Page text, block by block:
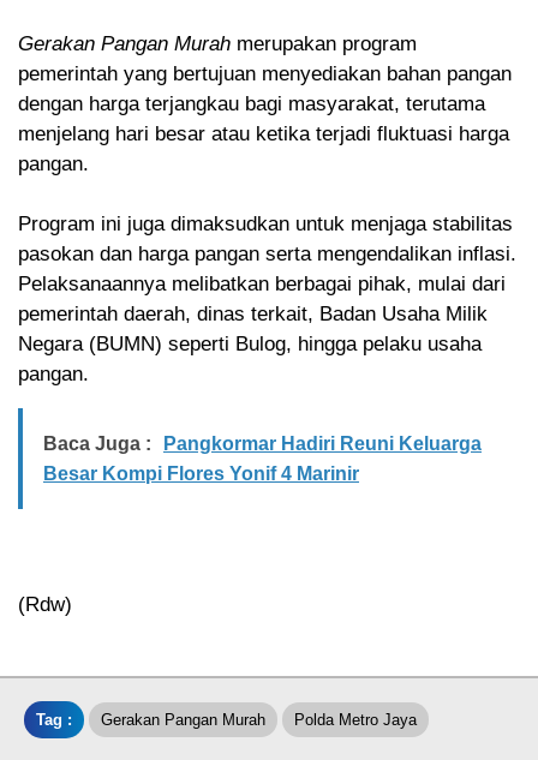
Gerakan Pangan Murah merupakan program
pemerintah yang bertujuan menyediakan bahan pangan
dengan harga terjangkau bagi masyarakat, terutama
menjelang hari besar atau ketika terjadi fluktuasi harga
pangan.
Program ini juga dimaksudkan untuk menjaga stabilitas
pasokan dan harga pangan serta mengendalikan inflasi.
Pelaksanaannya melibatkan berbagai pihak, mulai dari
pemerintah daerah, dinas terkait, Badan Usaha Milik
Negara (BUMN) seperti Bulog, hingga pelaku usaha
pangan.
Baca Juga :
Pangkormar Hadiri Reuni Keluarga
Besar Kompi Flores Yonif 4 Marinir
(Rdw)
Tag : Gerakan Pangan Murah Polda Metro Jaya